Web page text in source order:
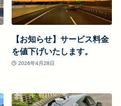
【お知らせ】サービス料金
を値下げいたします。
2026年4月28日